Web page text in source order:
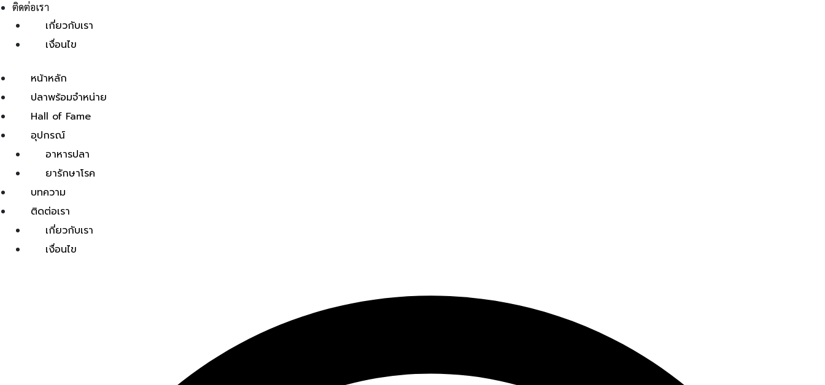
ติดต่อเรา
เกี่ยวกับเรา
เงื่อนไข
หน้าหลัก
ปลาพร้อมจำหน่าย
Hall of Fame
อุปกรณ์
อาหารปลา
ยารักษาโรค
บทความ
ติดต่อเรา
เกี่ยวกับเรา
เงื่อนไข